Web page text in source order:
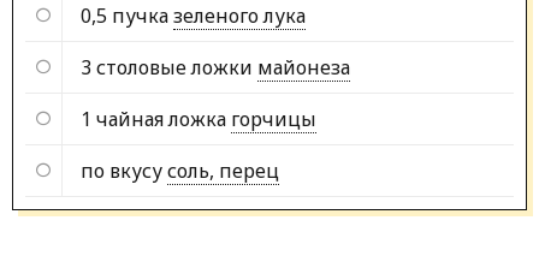
0,5 пучказеленого лука
3 столовые ложки майонеза
1 чайная ложка горчицы
по вкусусоль, перец